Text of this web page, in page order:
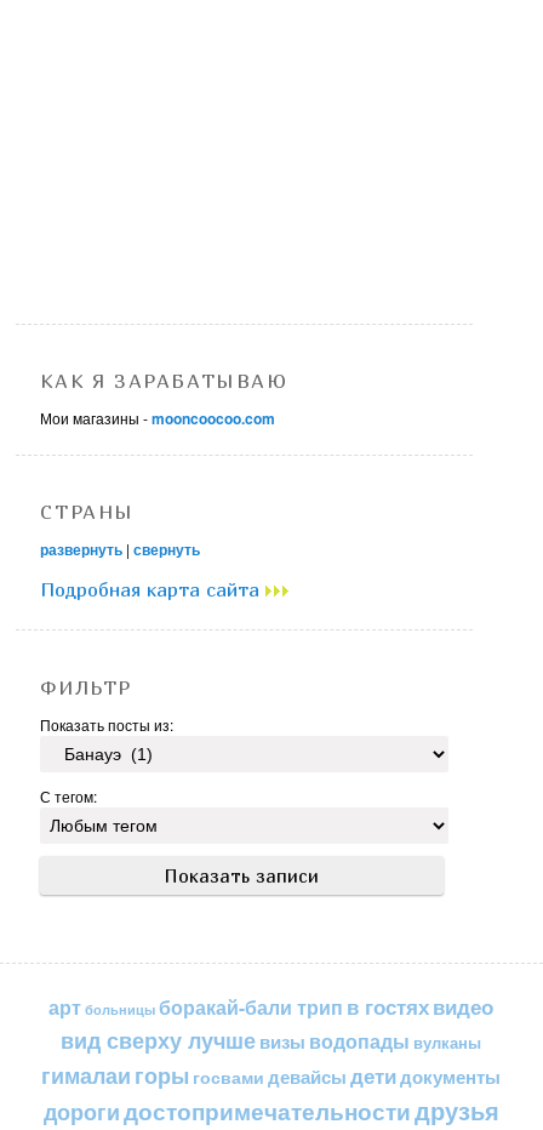
КАК Я ЗАРАБАТЫВАЮ
Мои магазины -mooncoocoo.com
СТРАНЫ
развернуть |свернуть
Подробная карта сайта
ФИЛЬТР
Показать посты из:
С тегом:
арт больницы боракай-бали трип в гостяхвидео
вид сверху лучшевизы водопады вулканы
гималаи горы госвами девайсы детидокументы
дорогидостопримечательностидрузья